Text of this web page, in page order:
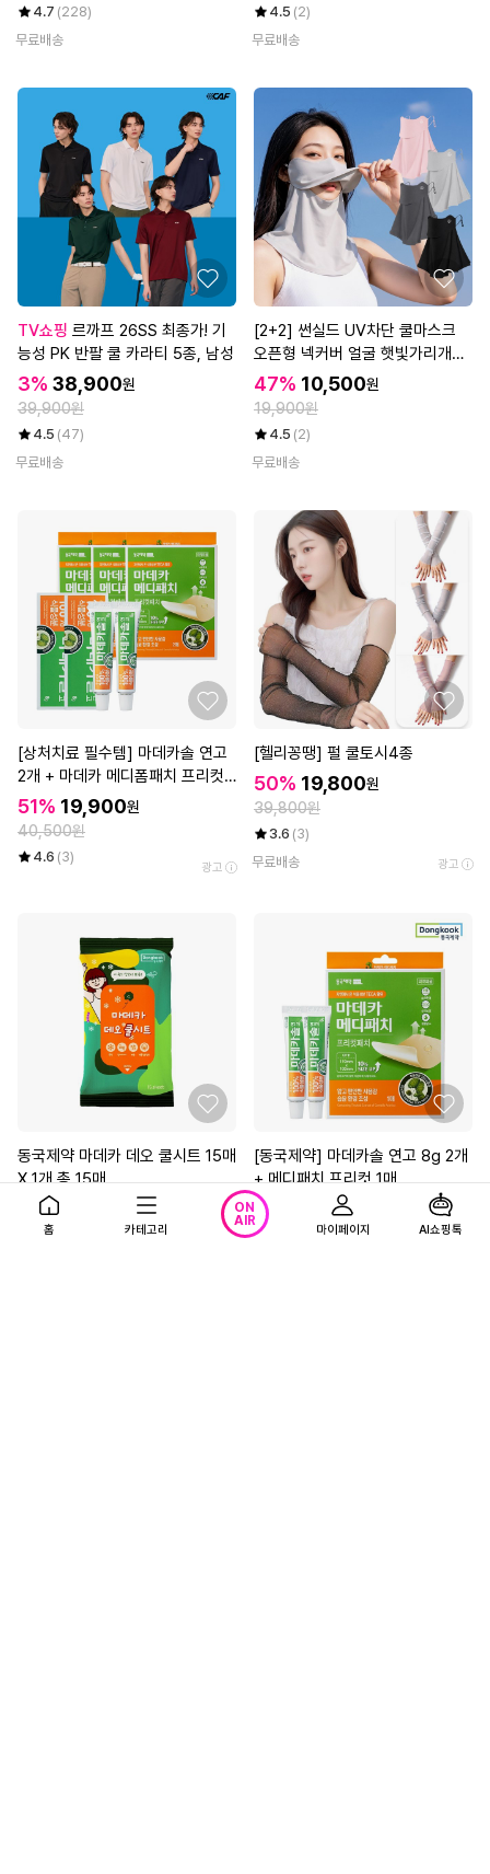
4.7 (228)
무료배송
4.5 (2)
무료배송
TV쇼핑
능성 PK 반팔 쿨 카라티 5종, 남성
3% 38,900원
39,900원
4.5 (47)
무료배송
[2+2] 썬실드 UV차단 쿨마스크
오픈형 넥커버 얼굴 햇빛가리개
(총 4P)
47% 10,500원
19,900원
4.5 (2)
무료배송
[상처치료 필수템] 마데카솔 연고
2개 + 마데카 메디폼패치 프리컷
2매*3개
51% 19,900원
40,500원
4.6 (3)
광고
[헬리꽁땡] 펄 쿨토시4종
50% 19,800원
39,800원
3.6 (3)
무료배송
광고
동국제약 마데카 데오 쿨시트 15매
X 1개 총 15매__
5,900
4.6
[동국제약] 마데카솔 연고 8g 2개
+ 메디패치 프리컷 1매
50% 9,900
19,900원
홈 카테고리
ON
AIR
마이페이지 AI쇼핑톡